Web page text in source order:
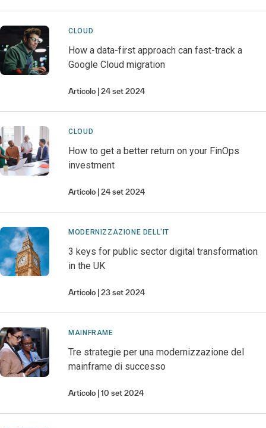
CLOUD
How a data-first approach can fast-track a
Google Cloud migration
Articolo 24 set 2024
CLOUD
How to get a better return on your FinOps
investment
Articolo 24 set 2024
MODERNIZZAZIONE DELL'IT
3 keys for public sector digital transformation
in the UK
Articolo 23 set 2024
MAINFRAME
Tre strategie per una modernizzazione del
mainframe di successo
Articolo 10 set 2024